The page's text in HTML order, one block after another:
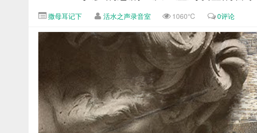
撒母耳记下 活水之声录音室 1060℃ 0评论